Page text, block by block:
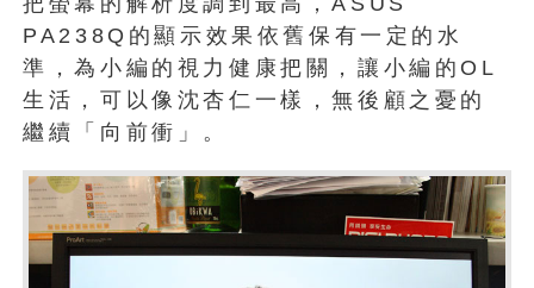
PA238Q的顯示效果依舊保有一定的水
準，為小編的視力健康把關，讓小編的OL
生活，可以像沈杏仁一樣，無後顧之憂的
繼續「向前衝」。